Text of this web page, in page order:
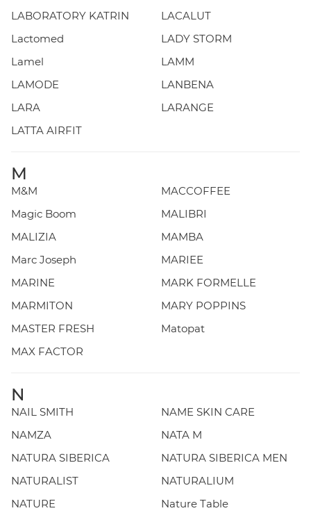
LABORATORY KATRIN
LACALUT
Lactomed
LADY STORM
Lamel
LAMM
LAMODE
LANBENA
LARA
LARANGE
LATTA AIRFIT
M
M&M
MACCOFFEE
Magic Boom
MALIBRI
MALIZIA
MAMBA
Marc Joseph
MARIEE
MARINE
MARK FORMELLE
MARMITON
MARY POPPINS
MASTER FRESH
Matopat
MAX FACTOR
N
NAIL SMITH
NAME SKIN CARE
NAMZA
NATA M
NATURA SIBERICA
NATURA SIBERICA MEN
NATURALIST
NATURALIUM
NATURE
Nature Table